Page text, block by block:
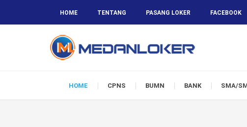
HOME TENTANG PASANG LOKER FACEBOOK
HOME CPNS BUMN BANK SMA/